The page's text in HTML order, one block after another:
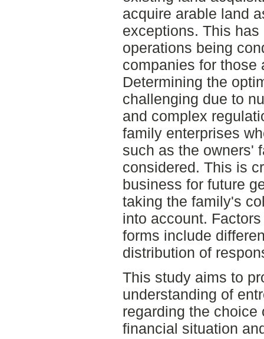
acquire arable land
exceptions. This
operations being
companies for those
Determining the
challenging due to
and complex
family enterprises
such as the owners'
considered. This is
business for future
taking the family's
into account.
forms include
distribution of
This study aims to
understanding of
regarding the choice
financial situation